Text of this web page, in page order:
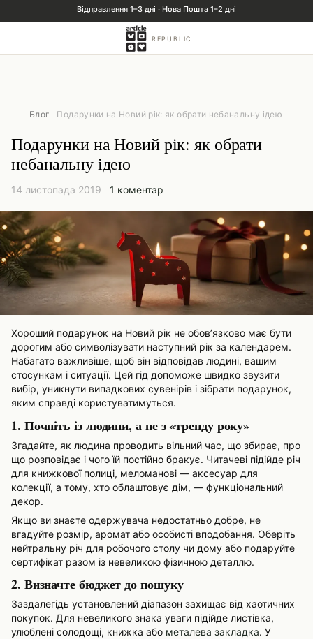
REPUBLIC
Блог Подарунки на Новий рік: як обрати небанальну ідею
Подарунки на Новий рік: як обрати
небанальну ідею
14 листопада 2019 1 коментар
Хороший подарунок на Новий рік не обов’язково має бути
дорогим або символізувати наступний рік за календарем.
Набагато важливіше, щоб він відповідав людині, вашим
стосункам і ситуації. Цей гід допоможе швидко звузити
вибір, уникнути випадкових сувенірів і зібрати подарунок,
яким справді користуватимуться.
1. Почніть із людини, а не з «тренду року»
Згадайте, як людина проводить вільний час, що збирає, про
що розповідає і чого їй постійно бракує. Читачеві підійде річ
для книжкової полиці, меломанові — аксесуар для
колекції, а тому, хто облаштовує дім, — функціональний
декор.
Якщо ви знаєте одержувача недостатньо добре, не
вгадуйте розмір, аромат або особисті вподобання. Оберіть
нейтральну річ для робочого столу чи дому або подаруйте
сертифікат разом із невеликою фізичною деталлю.
2. Визначте бюджет до пошуку
Заздалегідь установлений діапазон захищає від хаотичних
покупок. Для невеликого знака уваги підійде листівка,
улюблені солодощі, книжка або металева закладка. У